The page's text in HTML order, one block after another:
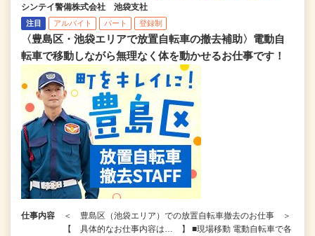
シンテイ警備株式会社 池袋支社
注目 アルバイト パート 登録制
〈豊島区・池袋エリアで放置自転車の撤去補助〉電動自
転車で移動しながら無理なく体を動かせるお仕事です！
仕事内容
＜ 豊島区（池袋エリア）での放置自転車撤去のお仕事 ＞
【 具体的なお仕事内容は… 】 ■現場移動 電動自転車で各